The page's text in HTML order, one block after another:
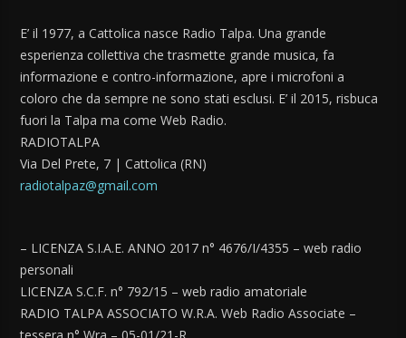
E’ il 1977, a Cattolica nasce Radio Talpa. Una grande
esperienza collettiva che trasmette grande musica, fa
informazione e contro-informazione, apre i microfoni a
coloro che da sempre ne sono stati esclusi. E’ il 2015, risbuca
fuori la Talpa ma come Web Radio.
RADIOTALPA
Via Del Prete, 7 | Cattolica (RN)
radiotalpaz@gmail.com
– LICENZA S.I.A.E. ANNO 2017 n° 4676/I/4355 – web radio
personali
LICENZA S.C.F. n° 792/15 – web radio amatoriale
RADIO TALPA ASSOCIATO W.R.A. Web Radio Associate –